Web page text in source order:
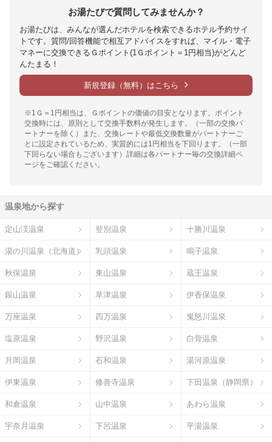
お湯たびで質問してみませんか？
お湯たびは、みんなが選んだホテルを検索できるホテル予約サイ
トです。質問/回答機能で相互アドバイスをすれば、マイル・電子
マネーに交換できるＧポイント(1Ｇポイント＝1円相当)がどんど
んたまる！
新規登録（無料）はこちら
※1Ｇ＝1円相当は、Ｇポイントの価値の目安となります。ポイント
交換時には、原則として交換手数料が発生します。（一部の交換パ
ートナーを除く）また、交換レートや最低交換数量がパートナーご
とに設定されているため、実質的には1円相当を下回ります。（一部
下回らない場合もございます）詳細は各パートナー毎の交換詳細ペ
ージをご確認ください。
温泉地から探す
定山渓温泉 登別温泉 十勝川温泉
湯の川温泉（北海道） 乳頭温泉 鳴子温泉
秋保温泉 東山温泉 蔵王温泉
銀山温泉 草津温泉 伊香保温泉
万座温泉 四万温泉 鬼怒川温泉
塩原温泉 野沢温泉 白骨温泉
月岡温泉 石和温泉 湯河原温泉
伊東温泉 修善寺温泉 下田温泉（静岡県）
和倉温泉 山中温泉 あわら温泉
宇奈月温泉 下呂温泉 平湯温泉